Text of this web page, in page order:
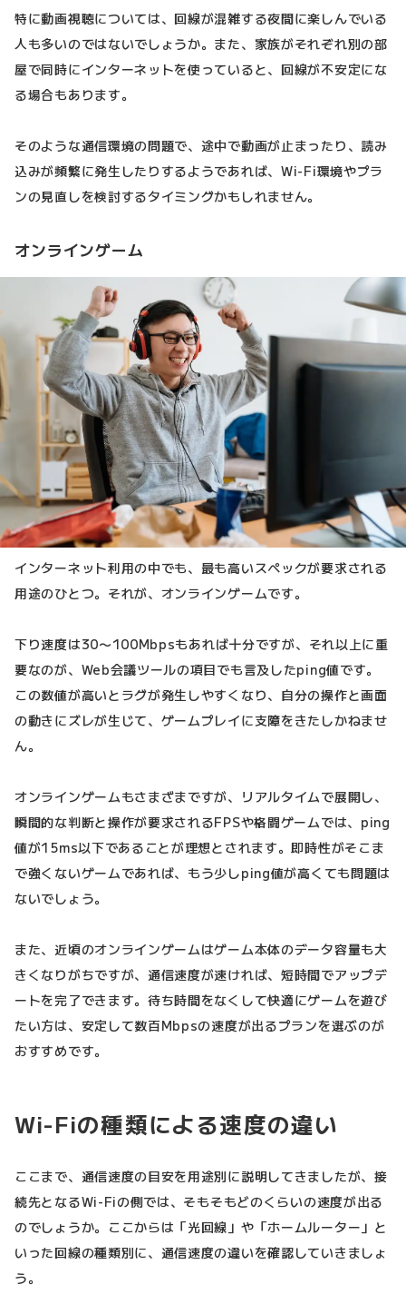
特に動画視聴については、回線が混雑する夜間に楽しんでいる
人も多いのではないでしょうか。また、家族がそれぞれ別の部
屋で同時にインターネットを使っていると、回線が不安定にな
る場合もあります。
そのような通信環境の問題で、途中で動画が止まったり、読み
込みが頻繁に発生したりするようであれば、Wi-Fi環境やプラ
ンの見直しを検討するタイミングかもしれません。
オンラインゲーム
インターネット利用の中でも、最も高いスペックが要求される
用途のひとつ。それが、オンラインゲームです。
下り速度は30〜100Mbpsもあれば十分ですが、それ以上に重
要なのが、Web会議ツールの項目でも言及したping値です。
この数値が高いとラグが発生しやすくなり、自分の操作と画面
の動きにズレが生じて、ゲームプレイに支障をきたしかねませ
ん。
オンラインゲームもさまざまですが、リアルタイムで展開し、
瞬間的な判断と操作が要求されるFPSや格闘ゲームでは、ping
値が15ms以下であることが理想とされます。即時性がそこま
で強くないゲームであれば、もう少しping値が高くても問題は
ないでしょう。
また、近頃のオンラインゲームはゲーム本体のデータ容量も大
きくなりがちですが、通信速度が速ければ、短時間でアップデ
ートを完了できます。待ち時間をなくして快適にゲームを遊び
たい方は、安定して数百Mbpsの速度が出るプランを選ぶのが
おすすめです。
Wi-Fiの種類による速度の違い
ここまで、通信速度の目安を用途別に説明してきましたが、接
続先となるWi-Fiの側では、そもそもどのくらいの速度が出る
のでしょうか。ここからは「光回線」や「ホームルーター」と
いった回線の種類別に、通信速度の違いを確認していきましょ
う。